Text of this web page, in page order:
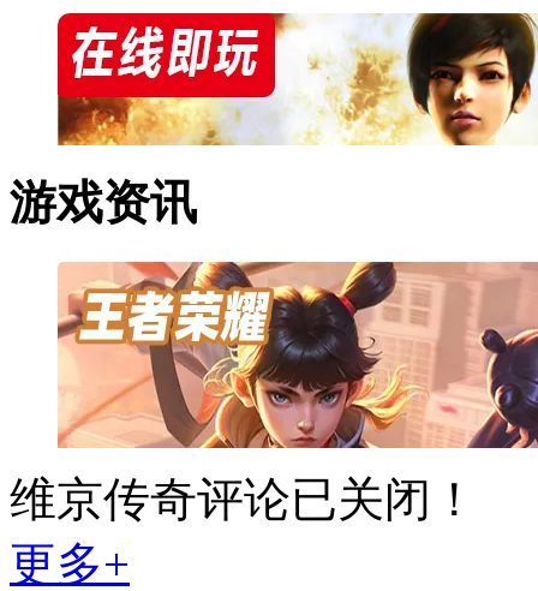
游戏资讯
维京传奇评论已关闭！
更多+